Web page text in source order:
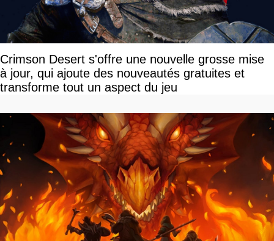
Crimson Desert s'offre une nouvelle grosse mise
à jour, qui ajoute des nouveautés gratuites et
transforme tout un aspect du jeu